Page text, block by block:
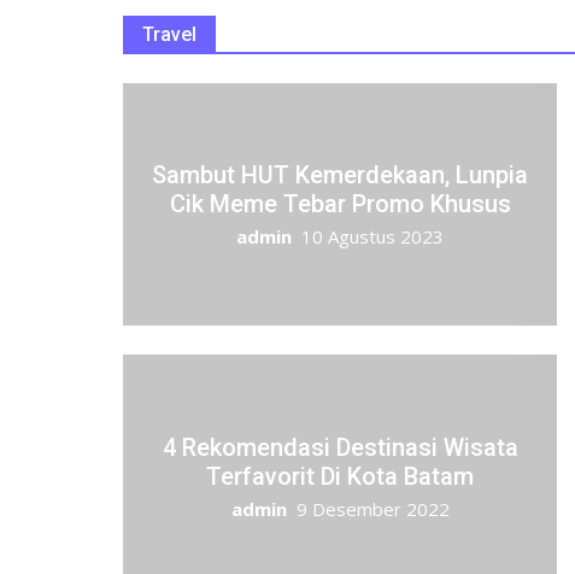
Travel
Sambut HUT Kemerdekaan, Lunpia
Cik Meme Tebar Promo Khusus
admin 10 Agustus 2023
4 Rekomendasi Destinasi Wisata
Terfavorit Di Kota Batam
admin 9 Desember 2022